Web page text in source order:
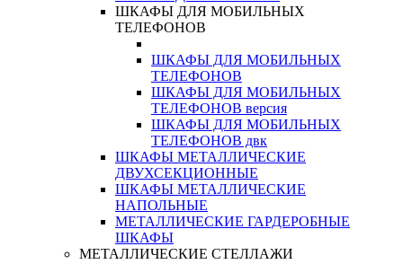
ШКАФЫ ДЛЯ МОБИЛЬНЫХ
ТЕЛЕФОНОВ
ШКАФЫ ДЛЯ МОБИЛЬНЫХ
ТЕЛЕФОНОВ
ШКАФЫ ДЛЯ МОБИЛЬНЫХ
ТЕЛЕФОНОВ версия
ШКАФЫ ДЛЯ МОБИЛЬНЫХ
ТЕЛЕФОНОВ двк
ШКАФЫ МЕТАЛЛИЧЕСКИЕ
ДВУХСЕКЦИОННЫЕ
ШКАФЫ МЕТАЛЛИЧЕСКИЕ
НАПОЛЬНЫЕ
МЕТАЛЛИЧЕСКИЕ ГАРДЕРОБНЫЕ
ШКАФЫ
МЕТАЛЛИЧЕСКИЕ СТЕЛЛАЖИ